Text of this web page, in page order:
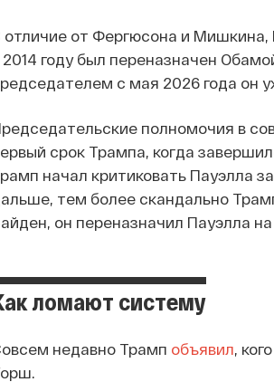
отличие от Фергюсона и Мишкина,
2014 году был переназначен
с мая 2026 года он
полномочия в
срок Трампа, когда
начал критиковать Пауэлла
тем более скандально
он переназначил Пауэлла
ломают систему
недавно Трамп объявил,